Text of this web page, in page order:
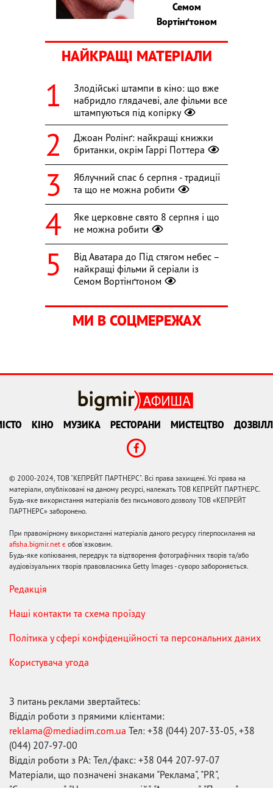
Семом
Вортінґтоном
НАЙКРАЩІ МАТЕРІАЛИ
Злодійські штампи в кіно: що вже
набридло глядачеві, але фільми все
штампуються під копірку
Джоан Ролінґ: найкращі книжки
британки, окрім Гаррі Поттера
Яблучний спас 6 серпня - традиції
та що не можна робити
Яке церковне свято 8 серпня і що
не можна робити
Від Аватара до Під стягом небес –
найкращі фільми й серіали із
Семом Вортінґтоном
МИ В СОЦМЕРЕЖАХ
КІНО МУЗИКА РЕСТОРАНИ МИСТЕЦТВО
© 2000-2024, ТОВ "КЕПРЕЙТ ПАРТНЕРС". Всі права захищені. Усі права на
матеріали, опубліковані на даному ресурсі, належать ТОВ КЕПРЕЙТ ПАРТНЕРС.
Будь-яке використання матеріалів без письмового дозволу ТОВ «КЕПРЕЙТ
ПАРТНЕРС» заборонено.
При правомірному використанні матеріалів даного ресурсу гіперпосилання на
afisha.bigmir.net є обов'язковим.
Будь-яке копіювання, передрук та відтворення фотографічних творів та/або
аудіовізуальних творів правовласника Getty Images - суворо забороняється.
Редакція
Наші контакти та схема проїзду
Політика у сфері конфіденційності та персональних даних
Користувача угода
З питань реклами звертайтесь:
Відділ роботи з прямими клієнтами:
reklama@mediadim.com.ua Тел: +38 (044) 207-33-05, +38
(044) 207-97-00
Відділ роботи з РА: Тел./факс: +38 044 207-97-07
Матеріали, що позначені знаками "Реклама", "PR",